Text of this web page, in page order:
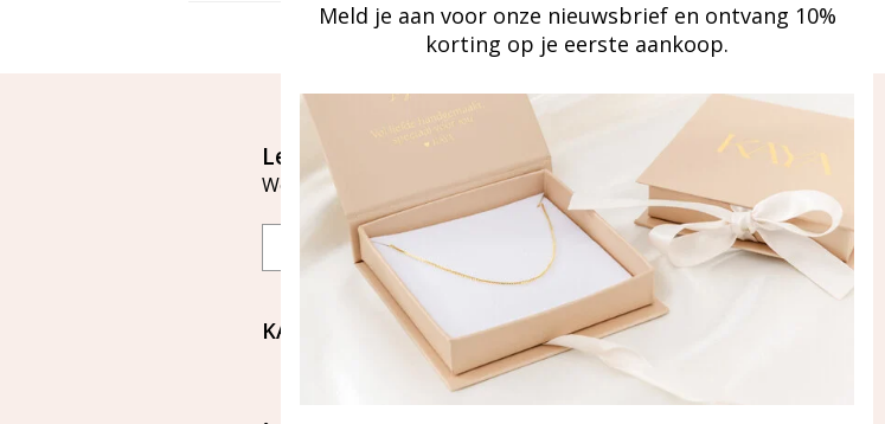
Let's stay in touch
Word lid van onze mailinglijst
KAYA Sieraden
Bellen of WhatsApp Ma-Vr
tussen 09:00-17:00
Meld je aan voor onze nieuwsbrief en ontvang 10%
korting op je eerste aankoop.